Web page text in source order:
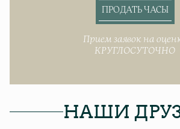
ПРОДАТЬ ЧАСЫ
Прием заявок на
КРУГЛОСУТОЧНО
НАШИ